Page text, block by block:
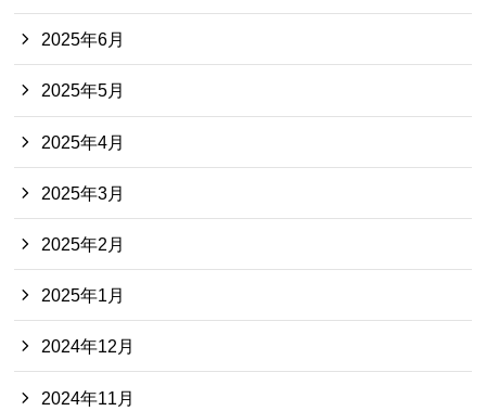
2025年6月
2025年5月
2025年4月
2025年3月
2025年2月
2025年1月
2024年12月
2024年11月